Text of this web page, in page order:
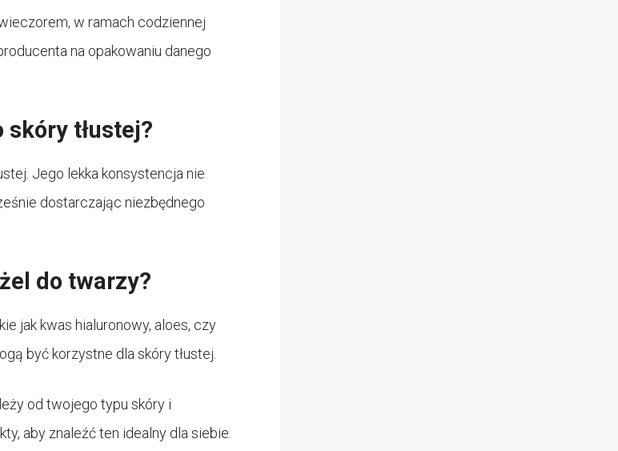
w ramach codziennej
na opakowaniu danego
tłustej?
Jego lekka konsystencja nie
dostarczając niezbędnego
do twarzy?
jak kwas hialuronowy, aloes, czy
być korzystne dla skóry tłustej.
od twojego typu skóry i
aby znaleźć ten idealny dla siebie.